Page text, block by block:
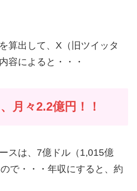
算出して、X（旧ツイッタ
容によると・・・
月々2.2億円！！
スは、7億ドル（1,015億
で・・・年収にすると、約